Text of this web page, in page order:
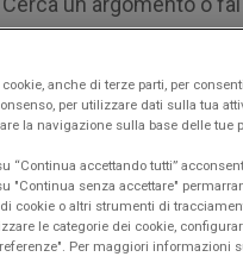
Supporto FAQ #216
anche di terze parti, per
per utilizzare dati sulla tua
la navigazione sulla base delle tue
“Continua accettando tutti”
"Continua senza accettare"
cookie o altri strumenti di
le categorie dei cookie,
Per maggiori informazioni